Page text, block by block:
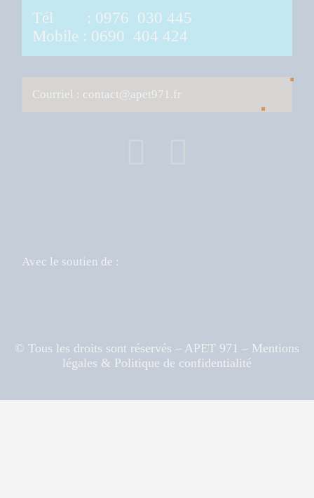
Tél : 0976 030 445
Mobile : 0690 404 424
Courriel : contact@apet971.fr
Avec le soutien de :
© Tous les droits sont réservés – APET 971 – Mentions
légales & Politique de confidentialité